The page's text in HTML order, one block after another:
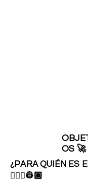
OS 🚀
¿PARA QUIÉN ES
👷🏻‍♀️👷🏽